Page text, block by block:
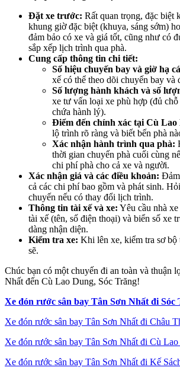
Đặt xe trước: Rất quan trọng, đặc biệt
khung giờ đặc biệt (khuya, sáng sớm)
đảm bảo có xe và giá tốt, cũng như có
sắp xếp lịch trình qua phà.
Cung cấp thông tin chi tiết:
Số hiệu chuyến bay và giờ hạ
xế có thể theo dõi chuyến bay và
Số lượng hành khách và số
xe tư vấn loại xe phù hợp (đủ
chứa hành lý).
Điểm đến chính xác tại Cù Lao
lộ trình rõ ràng và biết bến phà
Xác nhận hành trình qua phà:
thời gian chuyến phà cuối cùng
chi phí phà cho cả xe và người.
Xác nhận giá và các điều khoản:
cả các chi phí bao gồm và phát sinh.
chuyến nếu có thay đổi lịch trình.
Thông tin tài xế và xe: Yêu cầu nhà
tài xế (tên, số điện thoại) và biển số xe
dàng nhận diện.
Kiểm tra xe: Khi lên xe, kiểm tra sơ bộ
sẽ.
Chúc bạn có một chuyến đi an toàn và thuận
Nhất đến Cù Lao Dung, Sóc Trăng!
Xe đón rước sân bay Tân Sơn Nhất đi Sóc
Xe đón rước sân bay Tân Sơn Nhất đi Châu
Xe đón rước sân bay Tân Sơn Nhất đi Cù
Xe đón rước sân bay Tân Sơn Nhất đi Kế